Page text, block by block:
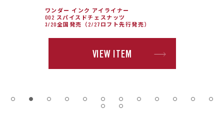
ワンダー インク アイライナー
002 スパイスドチェスナッツ
3/20全国発売（2/27ロフト先行発売）
VIEW ITEM